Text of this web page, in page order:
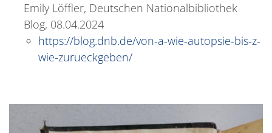
Emily Löffler, Deutschen Nationalbibliothek
Blog, 08.04.2024
https://blog.dnb.de/von-a-wie-autopsie-bis-z-
wie-zurueckgeben/